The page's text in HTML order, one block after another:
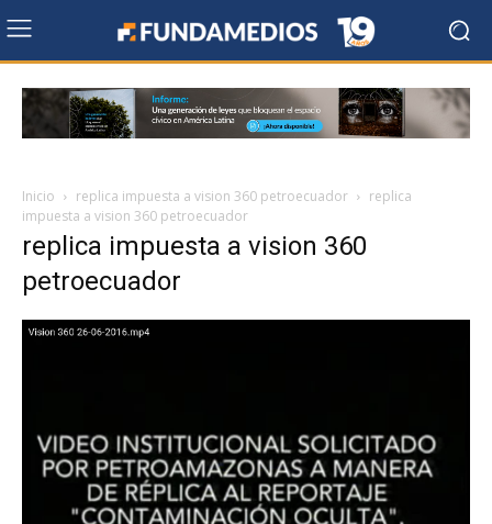
Inicio replica impuesta a vision 360 petroecuador
replica
impuesta a vision 360 petroecuador
replica impuesta a vision 360
petroecuador